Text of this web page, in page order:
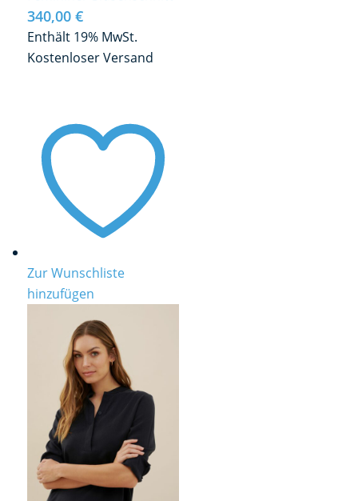
340,00 €
Enthält 19% MwSt.
Kostenloser Versand
Zur Wunschliste
hinzufügen